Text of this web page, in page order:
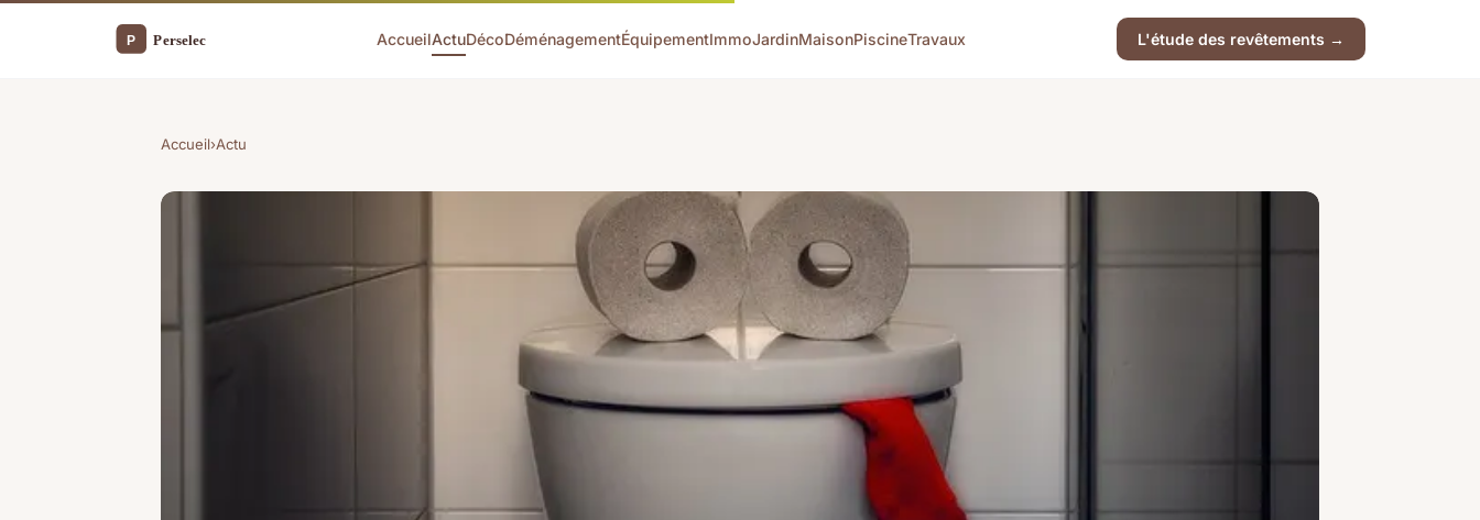
AccueilActuDécoDéménagementÉquipementImmoJardinMaisonPiscineTravaux L'étude des revêtements →
Accueil›Actu